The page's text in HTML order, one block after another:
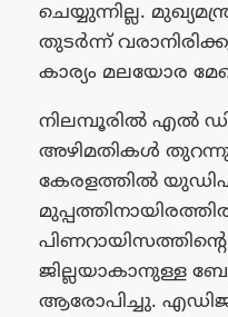
ചെയ്യുന്നില്ല.
തുടർന്ന്
കാര്യം മലയോര
നിലമ്പൂരിൽ എൽ
അഴിമതികൾ
കേരളത്തിൽ
ജില്ലയാകാനുള്ള
ആരോപിച്ചു.